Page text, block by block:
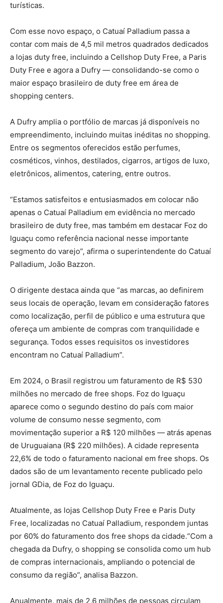
turísticas.
Com esse novo espaço, o Catuaí Palladium passa a
contar com mais de 4,5 mil metros quadrados dedicados
a lojas duty free, incluindo a Cellshop Duty Free, a Paris
Duty Free e agora a Dufry — consolidando-se como o
maior espaço brasileiro de duty free em área de
shopping centers.
A Dufry amplia o portfólio de marcas já disponíveis no
empreendimento, incluindo muitas inéditas no shopping.
Entre os segmentos oferecidos estão perfumes,
cosméticos, vinhos, destilados, cigarros, artigos de luxo,
eletrônicos, alimentos, catering, entre outros.
“Estamos satisfeitos e entusiasmados em colocar não
apenas o Catuaí Palladium em evidência no mercado
brasileiro de duty free, mas também em destacar Foz do
Iguaçu como referência nacional nesse importante
segmento do varejo”, afirma o superintendente do Catuaí
Palladium, João Bazzon.
O dirigente destaca ainda que “as marcas, ao definirem
seus locais de operação, levam em consideração fatores
como localização, perfil de público e uma estrutura que
ofereça um ambiente de compras com tranquilidade e
segurança. Todos esses requisitos os investidores
encontram no Catuaí Palladium”.
Em 2024, o Brasil registrou um faturamento de R$ 530
milhões no mercado de free shops. Foz do Iguaçu
aparece como o segundo destino do país com maior
volume de consumo nesse segmento, com
movimentação superior a R$ 120 milhões — atrás apenas
de Uruguaiana (R$ 220 milhões). A cidade representa
22,6% de todo o faturamento nacional em free shops. Os
dados são de um levantamento recente publicado pelo
jornal GDia, de Foz do Iguaçu.
Atualmente, as lojas Cellshop Duty Free e Paris Duty
Free, localizadas no Catuaí Palladium, respondem juntas
por 60% do faturamento dos free shops da cidade.“Com a
chegada da Dufry, o shopping se consolida como um hub
de compras internacionais, ampliando o potencial de
consumo da região”, analisa Bazzon.
Anualmente, mais de 2,6 milhões de pessoas circulam